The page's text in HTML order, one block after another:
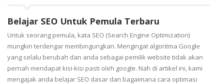
Belajar SEO Untuk Pemula Terbaru
Untuk seorang pemula, kata SEO (Search Engine Optimization)
mungkin terdengar membingungkan. Mengingat algoritma Google
yang selalu berubah dan anda sebagai pemilik website tidak akan
pernah mendapat kisi-kisi pasti oleh google. Nah di artikel ini, kami
mengajak anda belajar SEO dasar dan bagaimana cara optimasi